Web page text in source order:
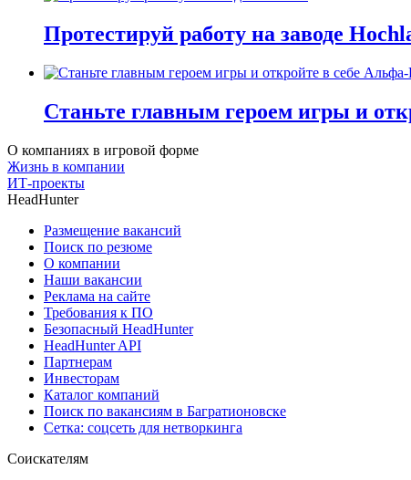
Протестируй работу на заводе
Станьте главным героем игры и
О компаниях в игровой форме
Жизнь в компании
ИТ-проекты
HeadHunter
Размещение вакансий
Поиск по резюме
О компании
Наши вакансии
Реклама на сайте
Требования к ПО
Безопасный HeadHunter
HeadHunter API
Партнерам
Инвесторам
Каталог компаний
Поиск по вакансиям в Багратионовске
Сетка: соцсеть для нетворкинга
Соискателям